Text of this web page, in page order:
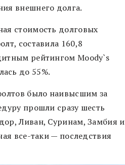
внешнего долга.
стоимость долговых
составила 160,8
рейтингом Moody`s
до 55%.
было наивысшим за
прошли сразу шесть
Ливан, Суринам, Замбия и
все-таки — последствия